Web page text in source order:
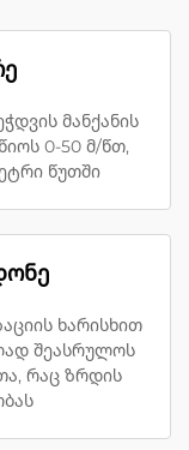
მანქანის
0-50 მ/წთ,
წუთში
ხარისხით
შეასრულოს
რაც ზრდის